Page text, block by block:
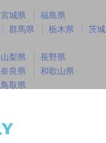
宮城県
福島県
群馬県 栃木県
茨
山梨県
長野県
奈良県
和歌山県
鳥取県